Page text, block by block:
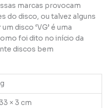
marcas provocam
do disco, ou talvez alguns
disco ‘VG’ é uma
foi dito no início da
discos bem
× 3 cm